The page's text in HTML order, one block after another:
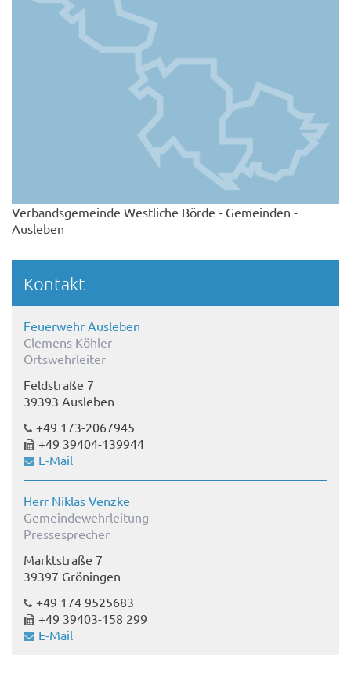
Verbandsgemeinde Westliche Börde - Gemeinden -
Ausleben
Kontakt
Feuerwehr Ausleben
Clemens Köhler
Ortswehrleiter
Feldstraße 7
39393 Ausleben
+49 173-2067945
+49 39404-139944
E-Mail
Herr Niklas Venzke
Gemeindewehrleitung
Pressesprecher
Marktstraße 7
39397 Gröningen
+49 174 9525683
+49 39403-158 299
E-Mail